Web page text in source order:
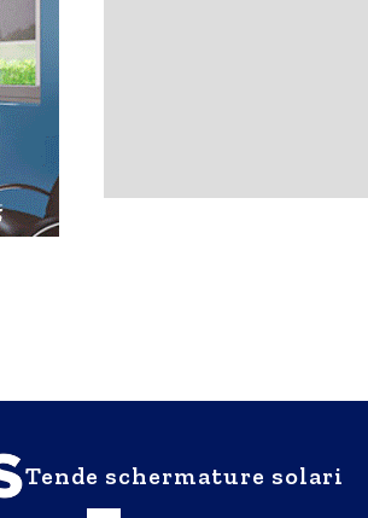
Tende schermature solari